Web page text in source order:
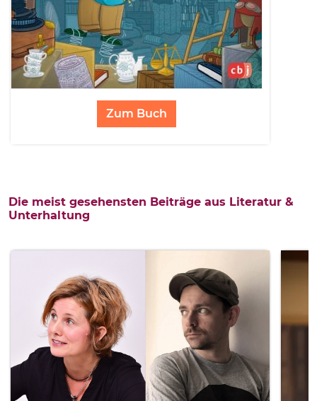
Zum Buch
Die meist gesehensten Beiträge aus Literatur &
Unterhaltung